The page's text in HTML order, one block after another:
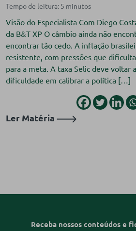
Visão do Especialista Com Diego
da B&T XP O câmbio ainda não
encontrar tão cedo. A inflação
resistente, com pressões que
para a meta. A taxa Selic deve voltar
dificuldade em calibrar a política […]
Ler Matéria
Receba nossos conteúdos e